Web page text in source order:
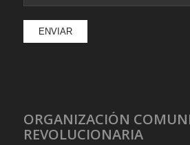
ORGANIZACIÓN
REVOLUCIONARIA